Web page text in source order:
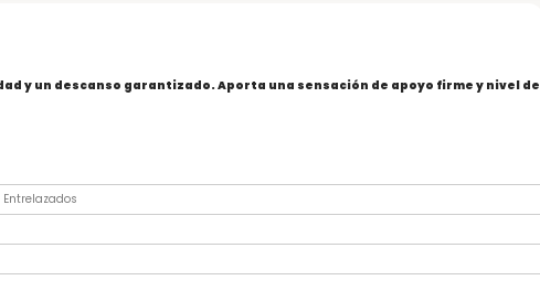
y un descanso garantizado. Aporta una sensación de apoyo firme y nivel de
Entrelazados